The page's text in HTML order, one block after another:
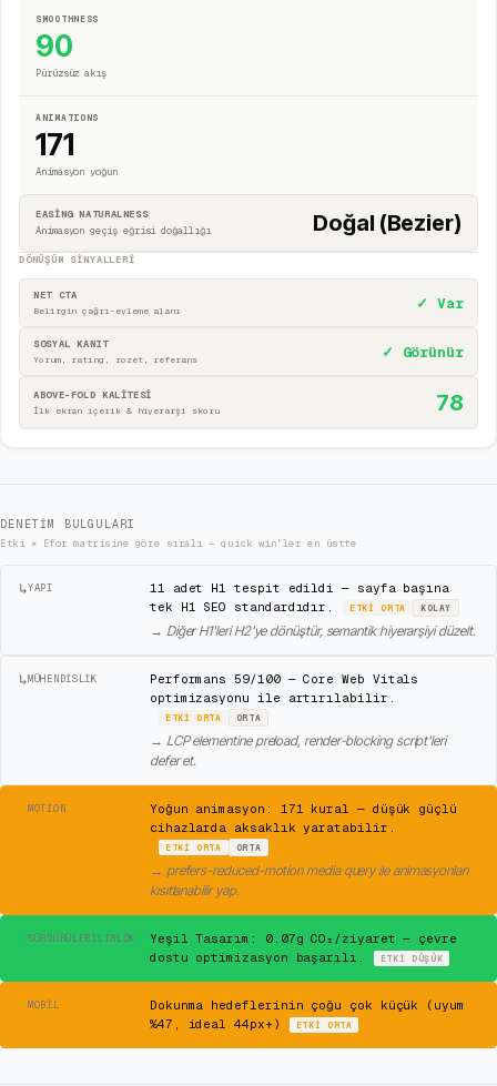
SMOOTHNESS
90
Pürüzsüz akış
ANIMATIONS
171
Animasyon yoğun
EASING NATURALNESS
Animasyon geçiş eğrisi doğallığı
Doğal (Bezier)
DÖNÜŞÜM SINYALLERI
NET CTA
Belirgin çağrı-eyleme alanı ✓ Var
SOSYAL KANIT
Yorum, rating, rozet, referans ✓ Görünür
ABOVE-FOLD KALİTESİ
İlk ekran içerik & hiyerarşi skoru 78
DENETIM BULGULARI
Etki × Efor matrisine göre sıralı — quick win'ler en üstte
↳YAPI
11 adet H1 tespit edildi — sayfa başına
tek H1 SEO standardıdır.
ETKIORTA KOLAY
→ Diğer H1'leri H2'ye dönüştür, semantik hiyerarşiyi düzelt.
↳MÜHENDISLIK
Performans 59/100 — Core Web Vitals
optimizasyonu ile artırılabilir.
ETKIORTA ORTA
→ LCP elementine preload, render-blocking script'leri
defer et.
MOTION
Yoğun animasyon: 171 kural — düşük güçlü
cihazlarda aksaklık yaratabilir.
ETKIORTA ORTA
→ prefers-reduced-motion media query ile animasyonları
kısıtlanabilir yap.
SÜRDÜRÜLEBILIRLIK
Yeşil Tasarım: 0.07g CO₂/ziyaret — çevre
dostu optimizasyon başarılı.
ETKI DÜŞÜK
MOBIL
Dokunma hedeflerinin çoğu çok küçük (uyum
%47, ideal 44px+)
ETKI ORTA